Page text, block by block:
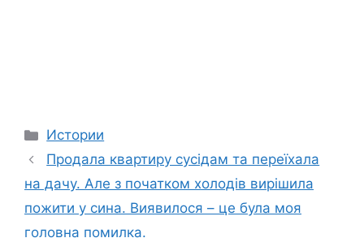
Categories
Истории
Продала квартиру сусідам та переїхала
на дачу. Але з початком холодів вирішила
пожити у сина. Виявилося – це була моя
головна помилка.